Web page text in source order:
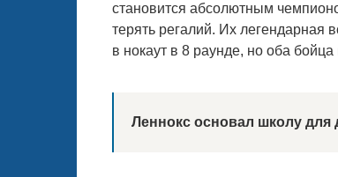
становится абсолютным
терять регалий. Их легендарная
в нокаут в 8 раунде, но оба
Леннокс основал школу